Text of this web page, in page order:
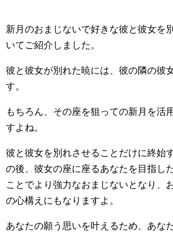
新月のおまじないで好きな彼と彼女を
いてご紹介しました。
彼と彼女が別れた暁には、彼の隣の彼
す。
もちろん、その座を狙っての新月を活
すよね。
彼と彼女を別れさせることだけに終始
の後、彼女の座に座るあなたを目指し
ことでより強力なおまじないとなり、
の心構えにもなりますよ。
あなたの願う思いを叶えるため、あな